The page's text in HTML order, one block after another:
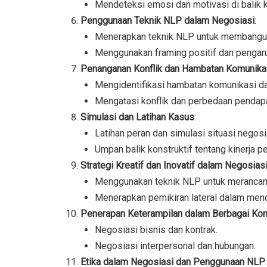
Mendeteksi emosi dan motivasi di balik
Penggunaan Teknik NLP dalam Negosiasi:
Menerapkan teknik NLP untuk
Menggunakan framing positif dan
Penanganan Konflik dan Hambatan
Mengidentifikasi hambatan komunikasi
Mengatasi konflik dan perbedaan
Simulasi dan Latihan Kasus:
Latihan peran dan simulasi situasi
Umpan balik konstruktif tentang kinerja
Strategi Kreatif dan Inovatif dalam Negosiasi
Menggunakan teknik NLP untuk
Menerapkan pemikiran lateral dalam
Penerapan Keterampilan dalam Berbagai
Negosiasi bisnis dan kontrak.
Negosiasi interpersonal dan hubungan.
Etika dalam Negosiasi dan Penggunaan NLP: